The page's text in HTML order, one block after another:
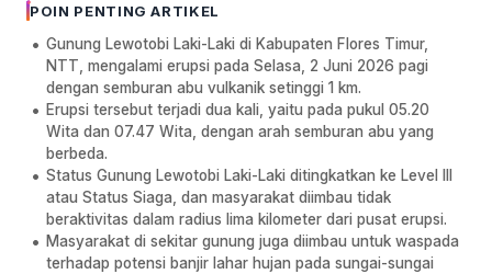
POIN PENTING ARTIKEL
Gunung Lewotobi Laki-Laki di Kabupaten Flores Timur,
NTT, mengalami erupsi pada Selasa, 2 Juni 2026 pagi
dengan semburan abu vulkanik setinggi 1 km.
Erupsi tersebut terjadi dua kali, yaitu pada pukul 05.20
Wita dan 07.47 Wita, dengan arah semburan abu yang
berbeda.
Status Gunung Lewotobi Laki-Laki ditingkatkan ke Level III
atau Status Siaga, dan masyarakat diimbau tidak
beraktivitas dalam radius lima kilometer dari pusat erupsi.
Masyarakat di sekitar gunung juga diimbau untuk waspada
terhadap potensi banjir lahar hujan pada sungai-sungai